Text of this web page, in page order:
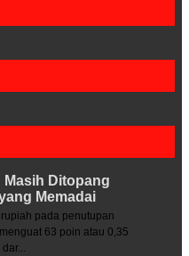
Masih Ditopang
Memadai
pada penutupan
63 poin atau 0,35